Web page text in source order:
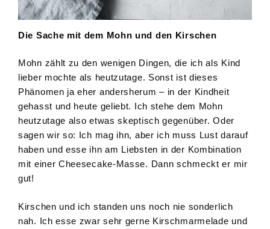
Die Sache mit dem Mohn und den Kirschen
Mohn zählt zu den wenigen Dingen, die ich als Kind
lieber mochte als heutzutage. Sonst ist dieses
Phänomen ja eher andersherum – in der Kindheit
gehasst und heute geliebt. Ich stehe dem Mohn
heutzutage also etwas skeptisch gegenüber. Oder
sagen wir so: Ich mag ihn, aber ich muss Lust darauf
haben und esse ihn am Liebsten in der Kombination
mit einer Cheesecake-Masse. Dann schmeckt er mir
gut!
Kirschen und ich standen uns noch nie sonderlich
nah. Ich esse zwar sehr gerne Kirschmarmelade und